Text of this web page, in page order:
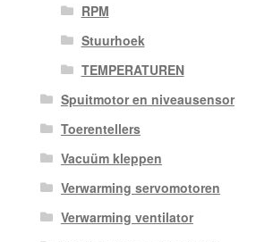
RPM
Stuurhoek
TEMPERATUREN
Spuitmotor en niveausensor
Toerentellers
Vacuüm kleppen
Verwarming servomotoren
Verwarming ventilator